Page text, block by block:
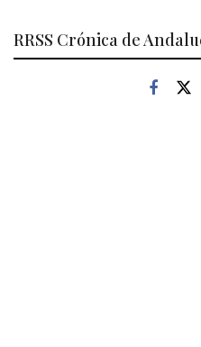
RRSS Crónica de